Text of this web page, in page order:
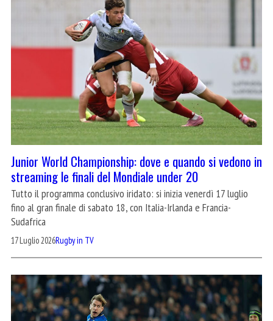
Junior World Championship: dove e quando si vedono in
streaming le finali del Mondiale under 20
Tutto il programma conclusivo iridato: si inizia venerdì 17 luglio
fino al gran finale di sabato 18, con Italia-Irlanda e Francia-
Sudafrica
17 Luglio 2026Rugby in TV